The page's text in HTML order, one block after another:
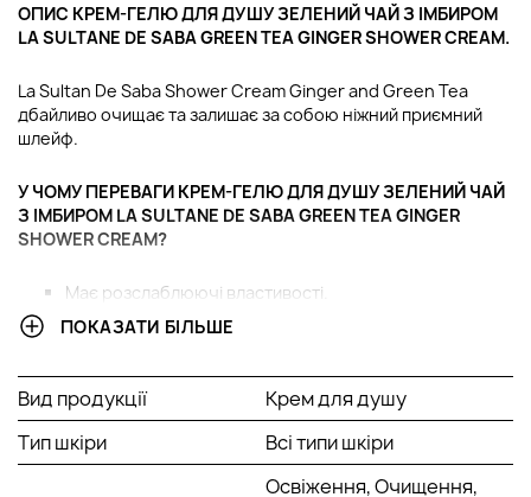
ОПИС КРЕМ-ГЕЛЮ ДЛЯ ДУШУ ЗЕЛЕНИЙ ЧАЙ З ІМБИРОМ
LA SULTANE DE SABA GREEN TEA GINGER SHOWER CREAM.
La Sultan De Saba Shower Cream Ginger and Green Tea
дбайливо очищає та залишає за собою ніжний приємний
шлейф.
У ЧОМУ ПЕРЕВАГИ КРЕМ-ГЕЛЮ ДЛЯ ДУШУ ЗЕЛЕНИЙ ЧАЙ
З ІМБИРОМ LA SULTANE DE SABA GREEN TEA GINGER
SHOWER CREAM?
Має розслаблюючі властивості.
Дбайливо підтримує фізіологічний pH епідермісу.
Залишає на шкірі легкий аромат.
АКТИВНІ КОМПОНЕНТИ:
Екстракт алое - має зволожуючі та вологоутримуючі
властивості. Має антиоксидантну дію. Сприяє
ПОКАЗАТИ БІЛЬШЕ
Вид продукції
Крем для душу
Тип шкіри
Всі типи шкіри
Освіження, Очищення,